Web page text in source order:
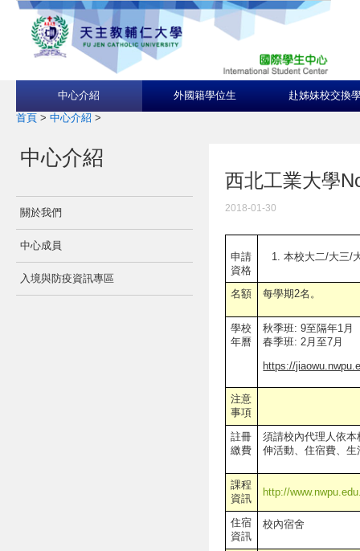
中心介紹 外國籍學位生 赴姊妹校交換
首頁 > 中心介紹 >
中心介紹
關於我們
中心成員
入境與防疫資訊專區
西北工業大學
2018-01-30
申請
資格
本校大二/大三/
名額 每學期2名。
學校
年曆
秋季班: 9至隔年1月
春季班: 2月至7月
https://
注意
事項
註冊
繳費
須請校內代理人依
伸活動、住宿費、
課程
資訊
http://
住宿
資訊
校內宿舍